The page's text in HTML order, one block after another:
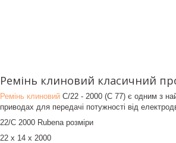
Ремінь клиновий класичний
Ремінь клиновий C/22 - 2000 (C 77) є одним з
приводах для передачі потужності від
22/C 2000 Rubena розміри
22 х 14 х 2000